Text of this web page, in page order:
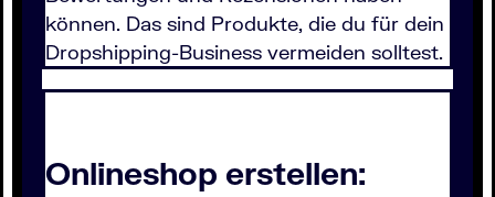
können. Das sind Produkte, die du für dein
Dropshipping-Business vermeiden solltest.
Onlineshop erstellen: